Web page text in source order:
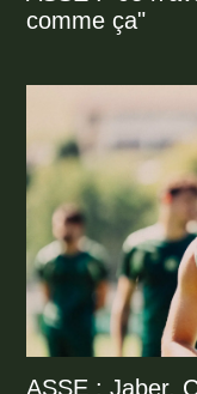
comme ça"
ASSE : Jaber,